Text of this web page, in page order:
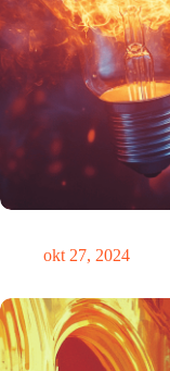
okt 27, 2024